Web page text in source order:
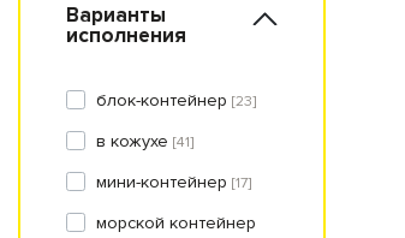
Варианты
исполнения
блок-контейнер [23]
в кожухе [41]
мини-контейнер [17]
морской контейнер